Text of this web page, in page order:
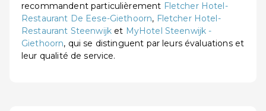
recommandent particulièrement Fletcher Hotel-
Restaurant De Eese-Giethoorn, Fletcher Hotel-
Restaurant Steenwijk et MyHotel Steenwijk -
Giethoorn, qui se distinguent par leurs évaluations et
leur qualité de service.